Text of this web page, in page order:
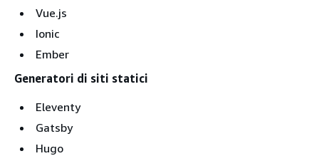
Vue.js
Ionic
Ember
Generatori di siti statici
Eleventy
Gatsby
Hugo